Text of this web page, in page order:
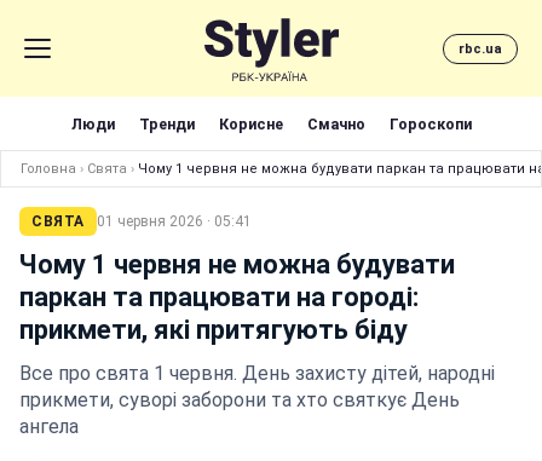
rbc.ua
Люди Тренди Корисне Смачно Гороскопи
Головна › Свята › Чому 1 червня не можна будувати паркан та працювати на
СВЯТА 01 червня 2026 · 05:41
Чому 1 червня не можна будувати
паркан та працювати на городі:
прикмети, які притягують біду
Все про свята 1 червня. День захисту дітей, народні
прикмети, суворі заборони та хто святкує День
ангела